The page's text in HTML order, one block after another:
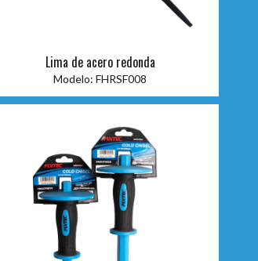
Lima de acero redonda
Modelo: FHRSF008